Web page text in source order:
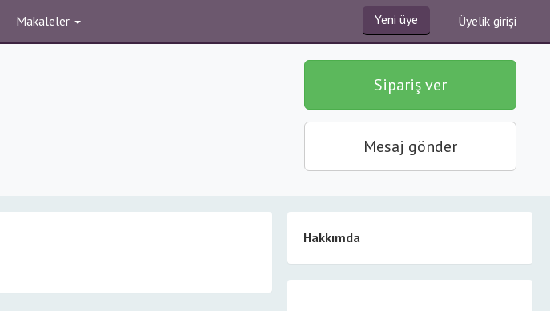
Makaleler Yeni üye Üyelik girişi
Sipariş ver
Mesaj gönder
Hakkımda